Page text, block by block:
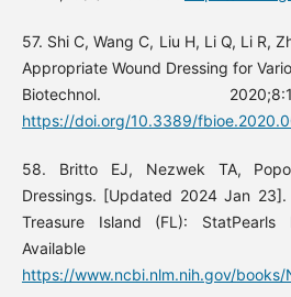
57. Shi C, Wang C, Liu H, Li Q, Li R,
Appropriate Wound Dressing for
Biotechnol.
https://doi.org/10.3389/
58. Britto EJ, Nezwek TA,
Dressings. [Updated 2024 Jan
Treasure Island (FL): StatPearls
https://www.ncbi.nlm.nih.gov/books/